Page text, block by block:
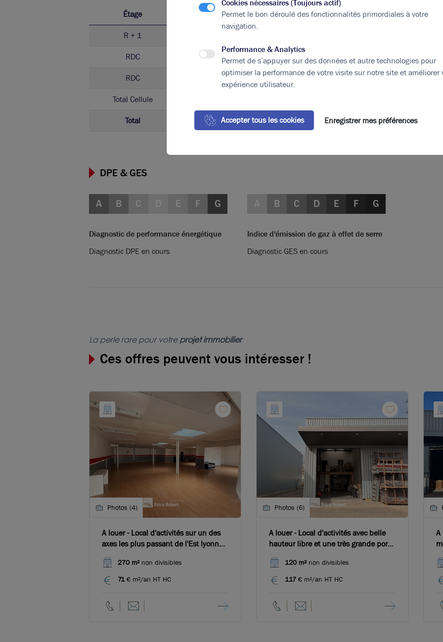
Étage Type Surface(m²) Loyer GlobalHT HC
R + 1
RDC Activités 140
RDC Bureaux 70
Total Cellule
Total 280
DPE & GES
A B C E F G
Diagnostic de performance énergétique
Diagnostic DPE en cours
B C D E F G
Indice d'émission de gaz à effet de serre
Diagnostic GES en cours
La perle rare pour votreprojet immobilier
Ces offres peuvent vous intéresser !
Photos (4)
A louer - Local d'activités sur un des
axes les plus passant de l'Est lyonnais
- Saint-Priest
270 m²non divisibles
71€ m²/an HT HC
Photos (6)
A louer - Local d'activités avec belle
hauteur libre et une très grande porte
sectionnelle motorisée - Saint- Priest
120 m²non divisibles
117 € m²/an HT HC
A
Cookies nécessaires (Toujours actif)
Permet le bon déroulé des fonctionnalités primordiales à votre
navigation.
Performance & Analytics
Permet de s’appuyer sur des données et autre technologies pour
optimiser la performance de votre visite sur notre site et améliorer
expérience utilisateur.
Accepter tous les cookies Enregistrer mes préférences